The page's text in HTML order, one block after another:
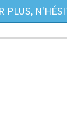
PLUS,